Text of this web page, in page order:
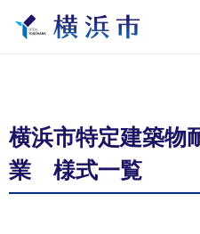
横浜市特定建築物
業 様式一覧